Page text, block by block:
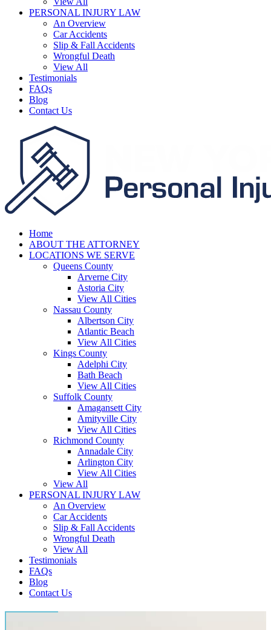
PERSONAL INJURY LAW
An Overview
Car Accidents
Slip & Fall Accidents
Wrongful Death
View All
Testimonials
FAQs
Blog
Contact Us
Home
ABOUT THE ATTORNEY
LOCATIONS WE SERVE
Queens County
Arverne City
Astoria City
View All Cities
Nassau County
Albertson City
Atlantic Beach
View All Cities
Kings County
Adelphi City
Bath Beach
View All Cities
Suffolk County
Amagansett City
Amityville City
View All Cities
Richmond County
Annadale City
Arlington City
View All Cities
View All
PERSONAL INJURY LAW
An Overview
Car Accidents
Slip & Fall Accidents
Wrongful Death
View All
Testimonials
FAQs
Blog
Contact Us